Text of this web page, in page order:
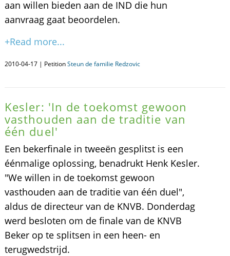
aan willen bieden aan de IND die hun
aanvraag gaat beoordelen.
+Read more...
2010-04-17 | PetitionSteun de familie Redzovic
Kesler: 'In de toekomst gewoon
vasthouden aan de traditie van
één duel'
Een bekerfinale in tweeën gesplitst is een
éénmalige oplossing, benadrukt Henk Kesler.
"We willen in de toekomst gewoon
vasthouden aan de traditie van één duel",
aldus de directeur van de KNVB. Donderdag
werd besloten om de finale van de KNVB
Beker op te splitsen in een heen- en
terugwedstrijd.